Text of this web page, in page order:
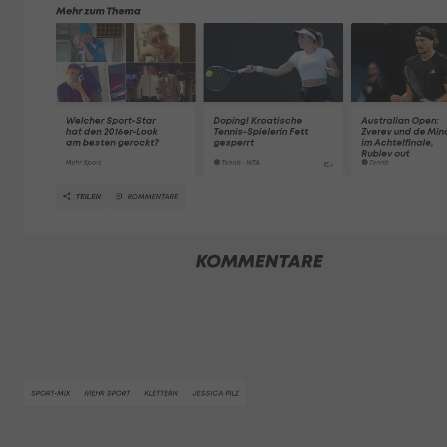
Mehr zum Thema
Welcher Sport-Star
hat den 2016er-Look
am besten gerockt?
Mehr Sport
Doping! Kroatische
Tennis-Spielerin Fett
gesperrt
Tennis - WTA 4
Australian Open:
Zverev und de
im Achtelfinale,
Rublev out
Tennis
TEILEN KOMMENTARE
KOMMENTARE
SPORT-MIX MEHR SPORT KLETTERN JESSICA PILZ